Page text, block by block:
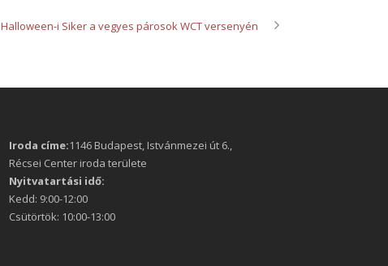
Halloween-i Siker a vegyes párosok WCT versenyén
Iroda címe:1146 Budapest, Istvánmezei út 6.,
Récsei Center iroda területe
Nyitvatartási idő:
Kedd: 9:00-12:00
Csütörtök: 10:00-13:00